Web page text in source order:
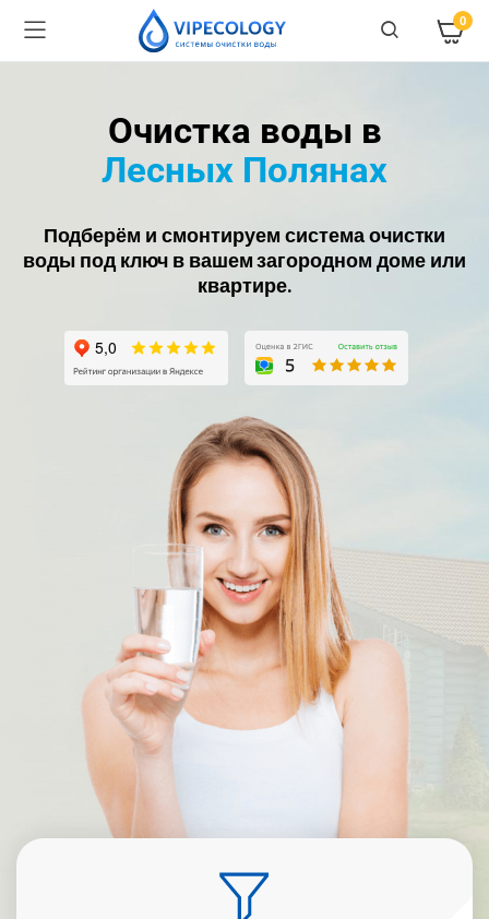
0
Очистка воды в
Лесных Полянах
Подберём и смонтируем система очистки
воды под ключ в вашем загородном доме или
квартире.